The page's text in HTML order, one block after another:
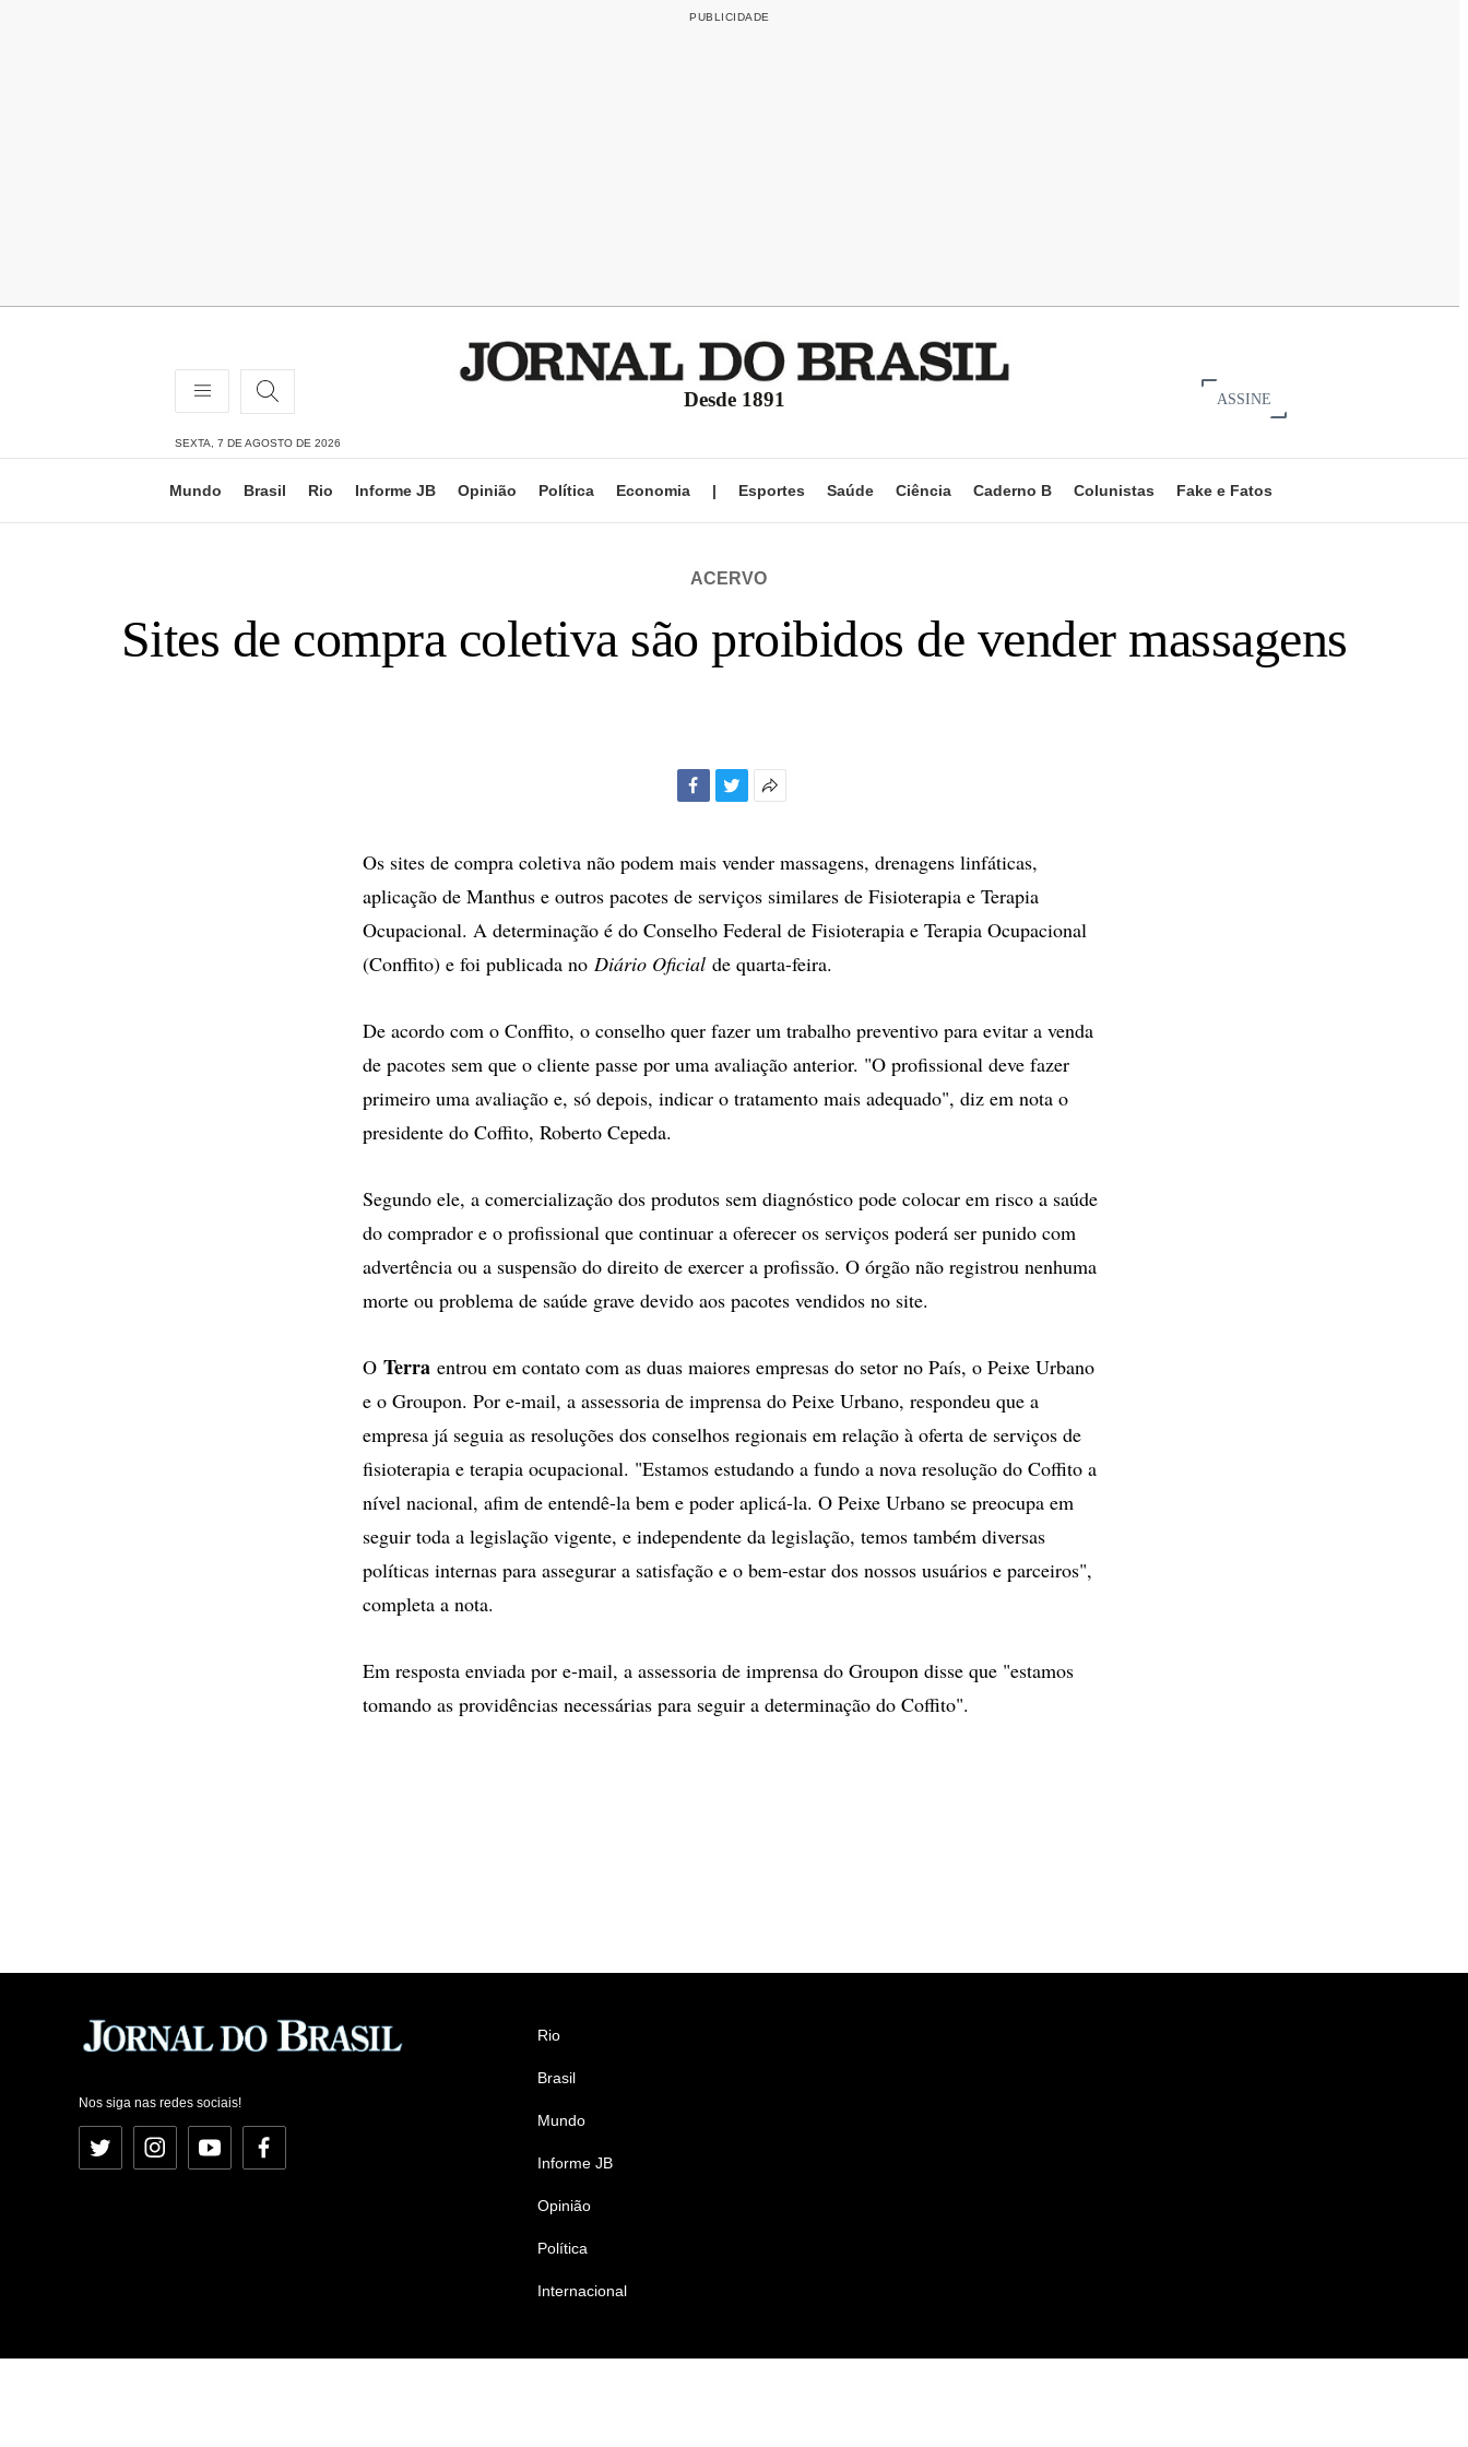
Desde 1891 ASSINE
SEXTA, 7 DE AGOSTO DE 2026
Mundo Brasil Rio Informe JB Opinião Política Economia | Esportes Saúde Ciência Caderno B Colunistas Fake e Fatos
ACERVO
Sites de compra coletiva são proibidos de vender massagens
compartilhamento
Os sites de compra coletiva não podem mais vender massagens, drenagens linfáticas,
aplicação de Manthus e outros pacotes de serviços similares de Fisioterapia e Terapia
Ocupacional. A determinação é do Conselho Federal de Fisioterapia e Terapia Ocupacional
(Conffito) e foi publicada no Diário Oficial de quarta-feira.
De acordo com o Conffito, o conselho quer fazer um trabalho preventivo para evitar a venda
de pacotes sem que o cliente passe por uma avaliação anterior. "O profissional deve fazer
primeiro uma avaliação e, só depois, indicar o tratamento mais adequado", diz em nota o
presidente do Coffito, Roberto Cepeda.
Segundo ele, a comercialização dos produtos sem diagnóstico pode colocar em risco a saúde
do comprador e o profissional que continuar a oferecer os serviços poderá ser punido com
advertência ou a suspensão do direito de exercer a profissão. O órgão não registrou nenhuma
morte ou problema de saúde grave devido aos pacotes vendidos no site.
O Terra entrou em contato com as duas maiores empresas do setor no País, o Peixe Urbano
e o Groupon. Por e-mail, a assessoria de imprensa do Peixe Urbano, respondeu que a
empresa já seguia as resoluções dos conselhos regionais em relação à oferta de serviços de
fisioterapia e terapia ocupacional. "Estamos estudando a fundo a nova resolução do Coffito a
nível nacional, afim de entendê-la bem e poder aplicá-la. O Peixe Urbano se preocupa em
seguir toda a legislação vigente, e independente da legislação, temos também diversas
políticas internas para assegurar a satisfação e o bem-estar dos nossos usuários e parceiros",
completa a nota.
Em resposta enviada por e-mail, a assessoria de imprensa do Groupon disse que "estamos
tomando as providências necessárias para seguir a determinação do Coffito".
Nos siga nas redes sociais!
Twitter InstagramYouTubeFacebook
Rio
Brasil
Mundo
Informe JB
Opinião
Política
Internacional